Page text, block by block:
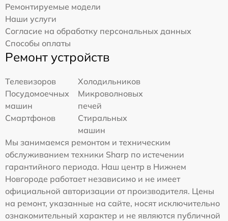
Ремонтируемые модели
Наши услуги
Согласие на обработку персональных данных
Способы оплаты
Ремонт устройств
Телевизоров
Холодильников
Посудомоечных
машин
Микроволновых
печей
Смартфонов
Стиральных
машин
Мы занимаемся ремонтом и техническим
обслуживанием техники Sharp по истечении
гарантийного периода. Наш центр в Нижнем
Новгороде работает независимо и не имеет
официальной авторизации от производителя. Цены
на ремонт, указанные на сайте, носят исключительно
ознакомительный характер и не являются публичной